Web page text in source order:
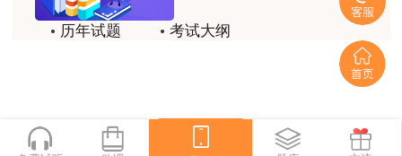
回顾整个学习过程，我收获的不仅是证书和技能，更
重要的是养成了持续学习的习惯和自我驱动力；这门
网课像一位循循善诱的引路人，让我相信只要选对方
法、坚持行动，每个人都能突破自己的天花板，真心
目标进发！
用户m2****18
历年试题
考试大纲